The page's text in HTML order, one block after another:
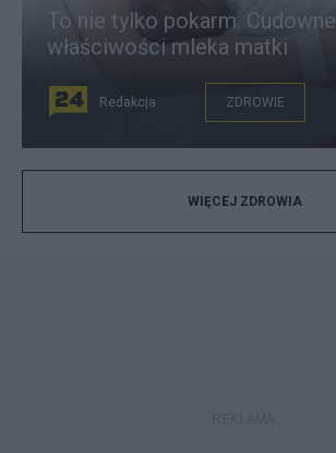
To nie tylko pokarm. Cudowne
właściwości mleka matki
Redakcja ZDROWIE
WIĘCEJ ZDROWIA